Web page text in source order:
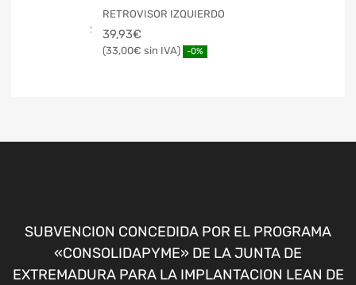
RETROVISOR IZQUIERDO
39,93€
33,00€ -0%
SUBVENCION CONCEDIDA POR EL PROGRAMA
«CONSOLIDAPYME» DE LA JUNTA DE
EXTREMADURA PARA LA IMPLANTACION LEAN DE